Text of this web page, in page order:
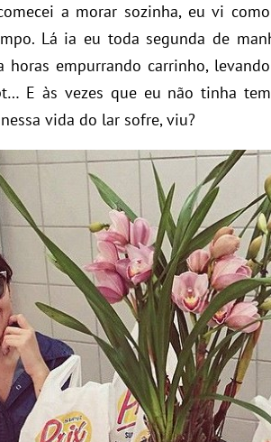
a morar sozinha, eu vi
Lá ia eu toda segunda de
horas empurrando carrinho,
E às vezes que eu não tinha
vida do lar sofre, viu?